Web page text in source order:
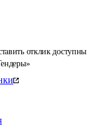
отклик доступны